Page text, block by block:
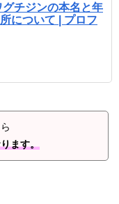
チジンの本名と年
について | プロフ
ます。